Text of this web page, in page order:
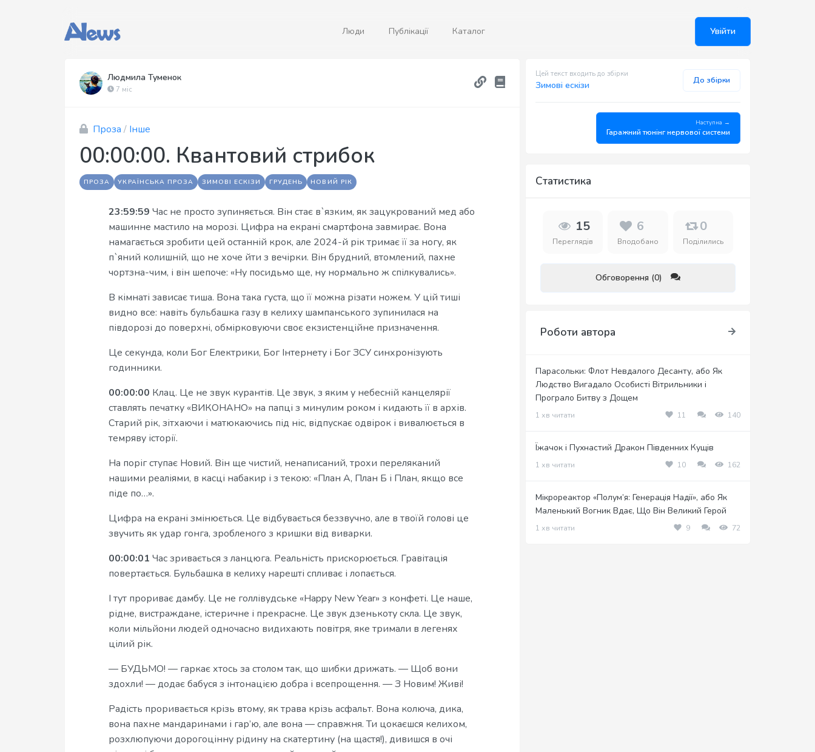
Люди Публікації Каталог Увійти
Людмила Туменок
7 міс
Проза / Інше
00:00:00. Квантовий стрибок
ПРОЗА УКРАЇНСЬКА ПРОЗА ЗИМОВІ ЕСКІЗИ ГРУДЕНЬ НОВИЙ РІК
23:59:59 Час не просто зупиняється. Він стає в`язким, як зацукрований мед або
машинне мастило на морозі. Цифра на екрані смартфона завмирає. Вона
намагається зробити цей останній крок, але 2024-й рік тримає її за ногу, як
п`яний колишній, що не хоче йти з вечірки. Він брудний, втомлений, пахне
чортзна-чим, і він шепоче: «Ну посидьмо ще, ну нормально ж спілкувались».
В кімнаті зависає тиша. Вона така густа, що її можна різати ножем. У цій тиші
видно все: навіть бульбашка газу в келиху шампанського зупинилася на
півдорозі до поверхні, обмірковуючи своє екзистенційне призначення.
Це секунда, коли Бог Електрики, Бог Інтернету і Бог ЗСУ синхронізують
годинники.
00:00:00 Клац. Це не звук курантів. Це звук, з яким у небесній канцелярії
ставлять печатку «ВИКОНАНО» на папці з минулим роком і кидають її в архів.
Старий рік, зітхаючи і матюкаючись під ніс, відпускає одвірок і вивалюється в
темряву історії.
На поріг ступає Новий. Він ще чистий, ненаписаний, трохи переляканий
нашими реаліями, в касці набакир і з текою: «План А, План Б і План, якщо все
піде по…».
Цифра на екрані змінюється. Це відбувається беззвучно, але в твоїй голові це
звучить як удар гонга, зробленого з кришки від виварки.
00:00:01 Час зривається з ланцюга. Реальність прискорюється. Гравітація
повертається. Бульбашка в келиху нарешті спливає і лопається.
І тут прориває дамбу. Це не голлівудське «Happy New Year» з конфеті. Це наше,
рідне, вистраждане, істеричне і прекрасне. Це звук дзенькоту скла. Це звук,
коли мільйони людей одночасно видихають повітря, яке тримали в легенях
цілий рік.
— БУДЬМО! — гаркає хтось за столом так, що шибки дрижать. — Щоб вони
здохли! — додає бабуся з інтонацією добра і всепрощення. — З Новим! Живі!
Радість проривається крізь втому, як трава крізь асфальт. Вона колюча, дика,
вона пахне мандаринами і гар’ю, але вона — справжня. Ти цокаєшся келихом,
розхлюпуючи дорогоцінну рідину на скатертину (на щастя!), дивишся в очі
Цей текст входить до збірки
Зимові ескізи До збірки
Наступна →
Гаражний тюнінг нервової системи
Статистика
15
Переглядів
6
Вподобано
0
Поділились
Обговорення (0)
Роботи автора
Парасольки: Флот Невдалого Десанту, або Як
Людство Вигадало Особисті Вітрильники і
Програло Битву з Дощем
1 хв читати 11 140
Їжачок і Пухнастий Дракон Південних Кущів
1 хв читати 10 162
Мікрореактор «Полум’я: Генерація Надії», або Як
Маленький Вогник Вдає, Що Він Великий Герой
1 хв читати 9 72